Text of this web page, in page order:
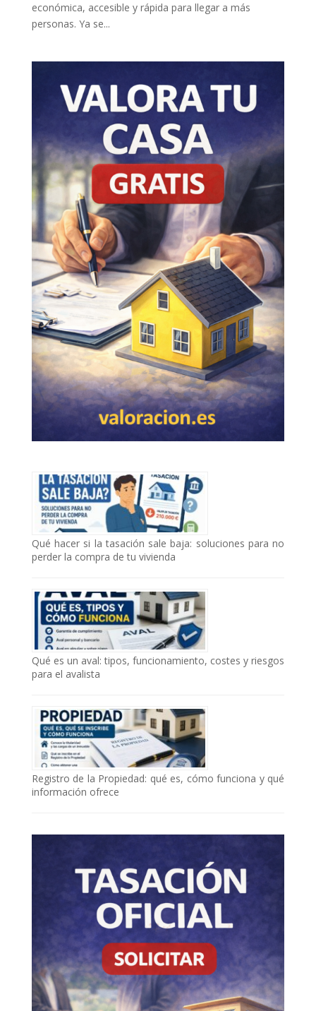
económica, accesible y rápida para llegar a más
personas. Ya se...
Qué hacer si la tasación sale baja: soluciones para no
perder la compra de tu vivienda
Qué es un aval: tipos, funcionamiento, costes y riesgos
para el avalista
Registro de la Propiedad: qué es, cómo funciona y qué
información ofrece